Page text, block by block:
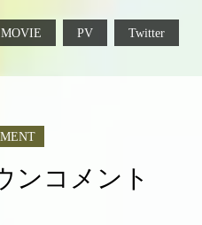
MOVIE PV Twitter
ンコメント